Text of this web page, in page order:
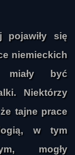
pojawiły się
niemieckich
miały być
Niektórzy
tajne prace
w tym
mogły